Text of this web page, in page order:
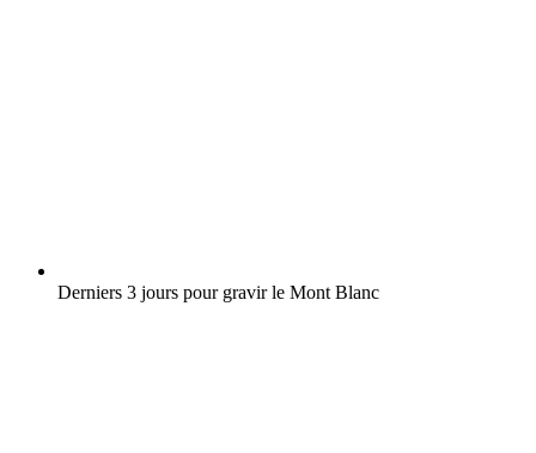
Derniers 3 jours pour gravir le Mont Blanc